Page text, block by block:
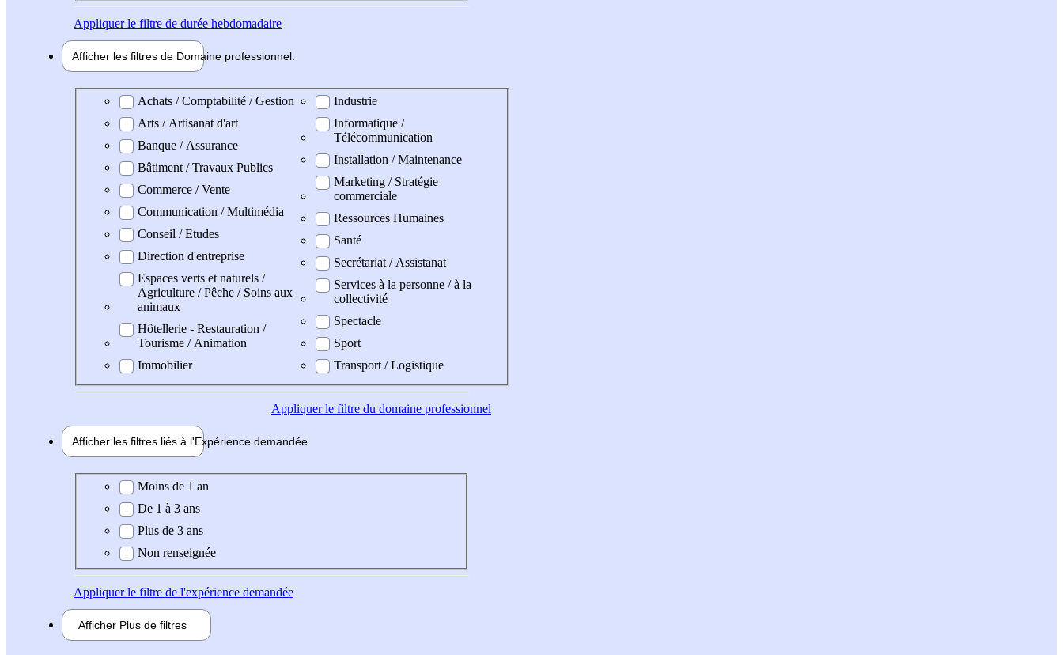
Appliquerle filtre de durée hebdomadaire
Afficher les filtres de Domaine professionnel
Domaine professionel
Achats / Comptabilité / Gestion
Arts / Artisanat d'art
Banque / Assurance
Bâtiment / Travaux Publics
Commerce / Vente
Communication / Multimédia
Conseil / Etudes
Direction d'entreprise
Espaces verts et naturels /
Agriculture / Pêche / Soins aux
animaux
Hôtellerie - Restauration /
Tourisme / Animation
Immobilier
Industrie
Informatique /
Télécommunication
Installation / Maintenance
Marketing / Stratégie
commerciale
Ressources Humaines
Santé
Secrétariat / Assistanat
Services à la personne / à la
collectivité
Spectacle
Sport
Transport / Logistique
Appliquerle filtre du domaine professionnel
Afficher les filtres liés à l'Expérience demandée
Expérience demandée
Moins de 1 an
De 1 à 3 ans
Plus de 3 ans
Non renseignée
Appliquerle filtre de l'expérience demandée
Afficher Plus de filtres